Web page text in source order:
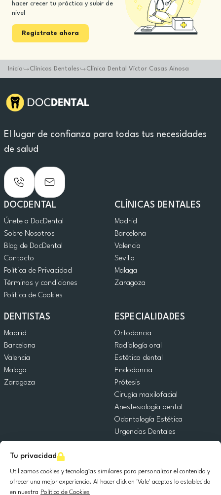
Tu privacidad
Utilizamos cookies y tecnologías similares para personalizar el contenido y
ofrecer una mejor experiencia. Al hacer click en 'Vale' aceptas lo establecido
en nuestra Política de Cookies
hacer crecer tu práctica y subir de
nivel
Registrate ahora
Inicio Clínicas Dentales Clínica Dental Víctor Casas Ainosa
El lugar de confianza para todas tus necesidades
de salud
DOCDENTAL
Únete a DocDental
Sobre Nosotros
Blog de DocDental
Contacto
Política de Privacidad
Términos y condiciones
Politica de Cookies
CLÍNICAS DENTALES
Madrid
Barcelona
Valencia
Sevilla
Malaga
Zaragoza
DENTISTAS
Madrid
Barcelona
Valencia
Malaga
Zaragoza
ESPECIALIDADES
Ortodoncia
Radiología oral
Estética dental
Endodoncia
Prótesis
Cirugía maxilofacial
Anestesiología dental
Odontología Estética
Urgencias Dentales
Cirugía Oral
Implantología dental